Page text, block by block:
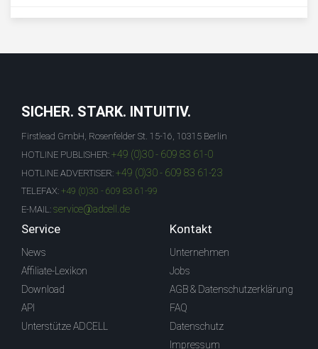
SICHER. STARK. INTUITIV.
Firstlead GmbH, Rosenfelder St. 15-16, 10315 Berlin
HOTLINE PUBLISHER: +49 (0)30 - 609 83 61-0
HOTLINE ADVERTISER: +49 (0)30 - 609 83 61-23
TELEFAX: +49 (0)30 - 609 83 61-99
E-MAIL: service@adcell.de
Service
News
Affiliate-Lexikon
Download
API
Unterstütze ADCELL
Kontakt
Unternehmen
Jobs
AGB & Datenschutzerklärung
FAQ
Datenschutz
Impressum